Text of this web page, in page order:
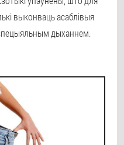
выконваць асаблівыя
дыханнем.